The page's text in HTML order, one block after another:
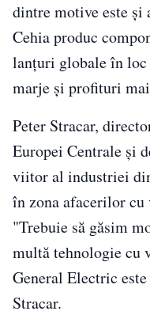
dintre motive este şi
Cehia produc
lanţuri globale în loc
marje şi profituri
Peter Stracar,
Europei Centrale şi
viitor al industriei
în zona afacerilor cu
"Trebuie să găsim
multă tehnologie cu
General Electric
Stracar.